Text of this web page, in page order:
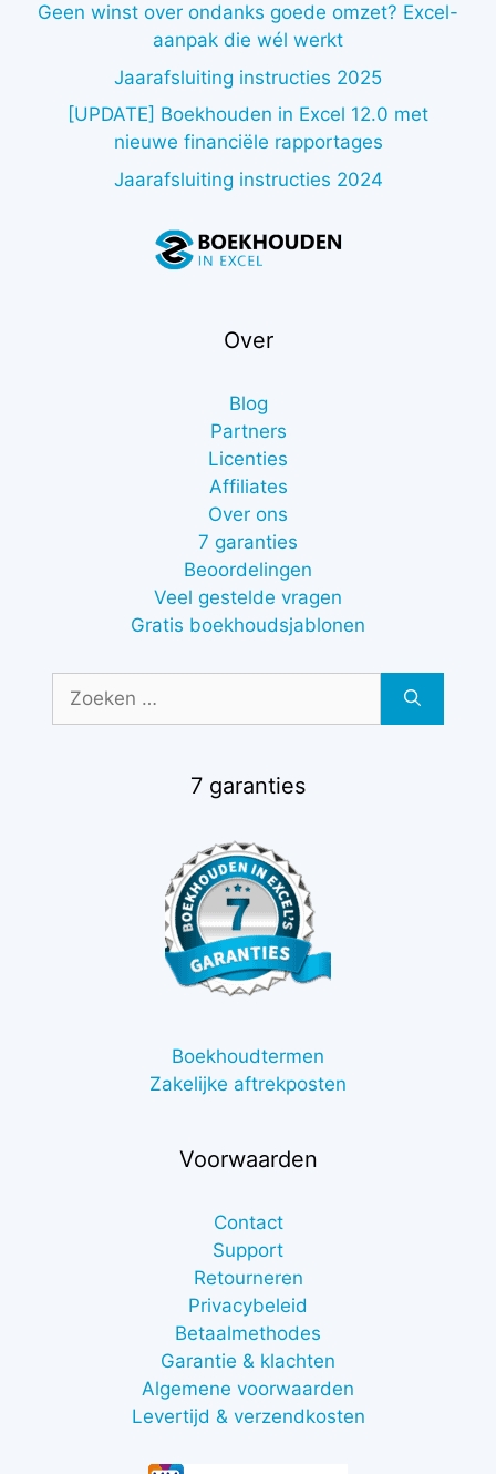
Geen winst over ondanks goede omzet? Excel-
aanpak die wél werkt
Jaarafsluiting instructies 2025
[UPDATE] Boekhouden in Excel 12.0 met
nieuwe financiële rapportages
Jaarafsluiting instructies 2024
Over
Blog
Partners
Licenties
Affiliates
Over ons
7 garanties
Beoordelingen
Veel gestelde vragen
Gratis boekhoudsjablonen
naar:
7 garanties
Boekhoudtermen
Zakelijke aftrekposten
Voorwaarden
Contact
Support
Retourneren
Privacybeleid
Betaalmethodes
Garantie & klachten
Algemene voorwaarden
Levertijd & verzendkosten